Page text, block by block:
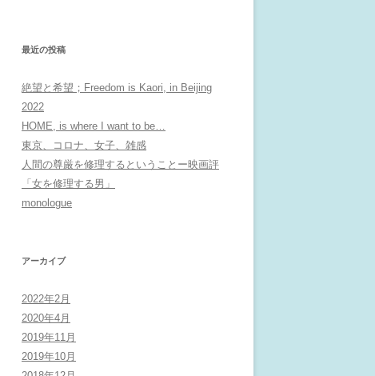
最近の投稿
絶望と希望；Freedom is Kaori, in Beijing
2022
HOME, is where I want to be…
東京、コロナ、女子、雑感
人間の尊厳を修理するということー映画評
「女を修理する男」
monologue
アーカイブ
2022年2月
2020年4月
2019年11月
2019年10月